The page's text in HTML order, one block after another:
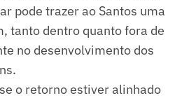
pode trazer ao Santos uma
tanto dentro quanto fora de
no desenvolvimento dos
o retorno estiver alinhado